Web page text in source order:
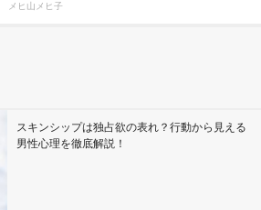
メヒ山メヒ子
スキンシップは独占欲の表れ？行動から見える
男性心理を徹底解説！